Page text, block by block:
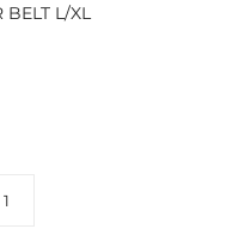
BELT L/XL